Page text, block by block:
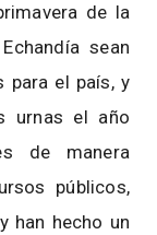
de la
sean
para el país, y
urnas el año
de manera
públicos,
han hecho un